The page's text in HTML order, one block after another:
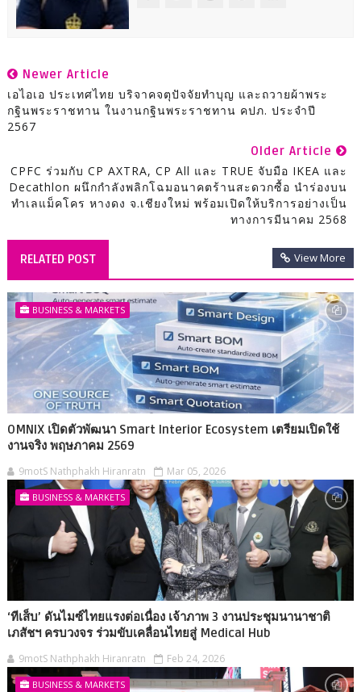
Newer Article
เอไอเอ ประเทศไทย บริจาคจตุปัจจัยทำบุญ และถวายผ้าพระ
กฐินพระราชทาน ในงานกฐินพระราชทาน คปภ. ประจำปี
2567
Older Article
CPFC ร่วมกับ CP AXTRA, CP All และ TRUE จับมือ IKEA และ
Decathlon ผนึกกำลังพลิกโฉมอนาคตร้านสะดวกซื้อ นำร่องบน
ทำเลแม็คโคร หางดง จ.เชียงใหม่ พร้อมเปิดให้บริการอย่างเป็น
ทางการมีนาคม 2568
RELATED POST View More
BUSINESS & MARKETS
OMNIX เปิดตัวพัฒนา Smart Interior Ecosystem เตรียมเปิดใช้
งานจริง พฤษภาคม 2569
9motS Nathphakh Hiranratn Mar 05, 2026
BUSINESS & MARKETS
‘ทีเส็บ’ ดันไมซ์ไทยแรงต่อเนื่อง เจ้าภาพ 3 งานประชุมนานาชาติ
เภสัชฯ ครบวงจร ร่วมขับเคลื่อนไทยสู่ Medical Hub
9motS Nathphakh Hiranratn Feb 24, 2026
BUSINESS & MARKETS